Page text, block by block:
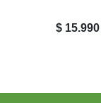
$ 15.990